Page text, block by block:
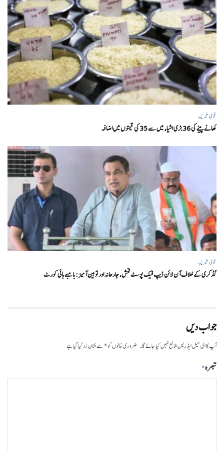
قومی خبریں
کھانے پینے کی 36 بڑی اشیاء میں سے 35 کی قیمتوں میں اضافہ
قومی خبریں
گڈکری کے خلاف آن لائن ڈیپ فیک پوسٹ فحش، جارحانہ اور توہین آمیز:بامبے ہائی کورٹ
جواب دیں
آپ کا ای میل ایڈریس شائع نہیں کیا جائے گا۔ ضروری خانوں کو*سے نشان زد کیا گیا ہے
تبصرہ*